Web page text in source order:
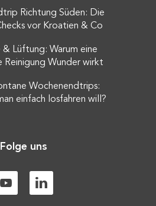
Richtung Süden: Die
vor Kroatien & Co
& Lüftung: Warum eine
Reinigung Wunder wirkt
Wochenendtrips:
einfach losfahren will?
Folge uns